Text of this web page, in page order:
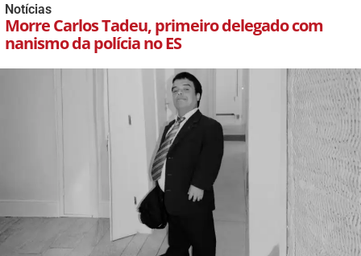
Notícias
Morre Carlos Tadeu, primeiro delegado com
nanismo da polícia no ES